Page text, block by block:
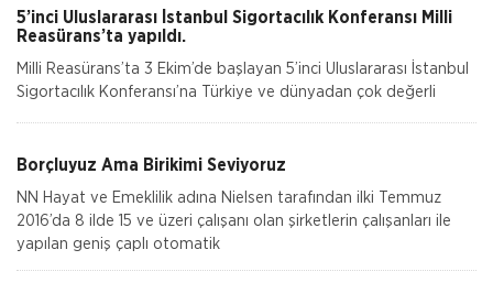
5’inci Uluslararası İstanbul Sigortacılık Konferansı Milli
Reasürans’ta yapıldı.
Milli Reasürans’ta 3 Ekim’de başlayan 5’inci Uluslararası İstanbul
Sigortacılık Konferansı’na Türkiye ve dünyadan çok değerli
Borçluyuz Ama Birikimi Seviyoruz
NN Hayat ve Emeklilik adına Nielsen tarafından ilki Temmuz
2016’da 8 ilde 15 ve üzeri çalışanı olan şirketlerin çalışanları ile
yapılan geniş çaplı otomatik